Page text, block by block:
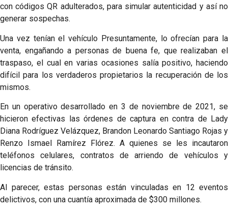
con códigos QR adulterados, para simular autenticidad y así no
generar sospechas.
Una vez tenían el vehículo Presuntamente, lo ofrecían para la
venta, engañando a personas de buena fe, que realizaban el
traspaso, el cual en varias ocasiones salía positivo, haciendo
difícil para los verdaderos propietarios la recuperación de los
mismos.
En un operativo desarrollado en 3 de noviembre de 2021, se
hicieron efectivas las órdenes de captura en contra de Lady
Diana Rodríguez Velázquez, Brandon Leonardo Santiago Rojas y
Renzo Ismael Ramírez Flórez. A quienes se les incautaron
teléfonos celulares, contratos de arriendo de vehículos y
licencias de tránsito.
Al parecer, estas personas están vinculadas en 12 eventos
delictivos, con una cuantía aproximada de $300 millones.